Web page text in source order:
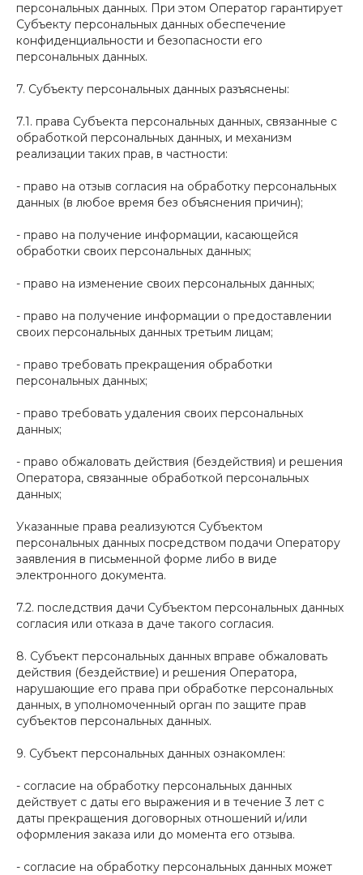
персональных данных. При этом Оператор гарантирует
Субъекту персональных данных обеспечение
конфиденциальности и безопасности его
персональных данных.
7. Субъекту персональных данных разъяснены:
7.1. права Субъекта персональных данных, связанные с
обработкой персональных данных, и механизм
реализации таких прав, в частности:
- право на отзыв согласия на обработку персональных
данных (в любое время без объяснения причин);
- право на получение информации, касающейся
обработки своих персональных данных;
- право на изменение своих персональных данных;
- право на получение информации о предоставлении
своих персональных данных третьим лицам;
- право требовать прекращения обработки
персональных данных;
- право требовать удаления своих персональных
данных;
- право обжаловать действия (бездействия) и решения
Оператора, связанные обработкой персональных
данных;
Указанные права реализуются Субъектом
персональных данных посредством подачи Оператору
заявления в письменной форме либо в виде
электронного документа.
7.2. последствия дачи Субъектом персональных данных
согласия или отказа в даче такого согласия.
8. Субъект персональных данных вправе обжаловать
действия (бездействие) и решения Оператора,
нарушающие его права при обработке персональных
данных, в уполномоченный орган по защите прав
субъектов персональных данных.
9. Субъект персональных данных ознакомлен:
- согласие на обработку персональных данных
действует с даты его выражения и в течение 3 лет с
даты прекращения договорных отношений и/или
оформления заказа или до момента его отзыва.
- согласие на обработку персональных данных может